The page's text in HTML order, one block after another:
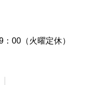
00（火曜定休）